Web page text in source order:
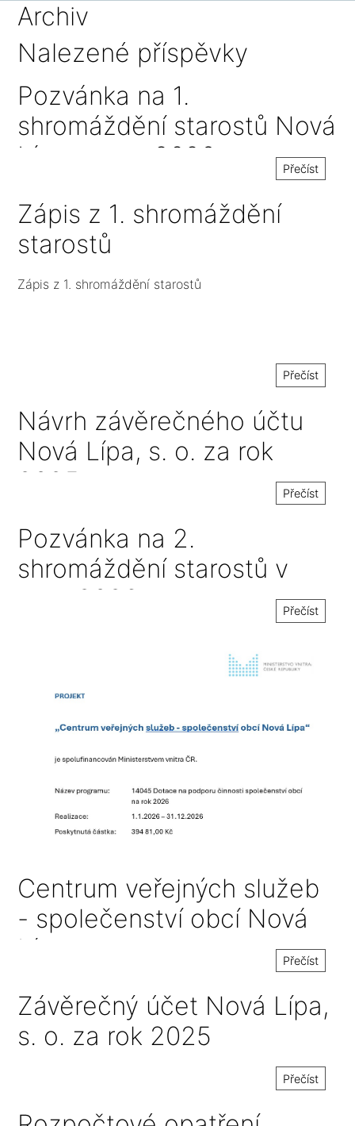
Archiv
Nalezené příspěvky
Pozvánka na 1.
shromáždění starostů Nová
Lípa v roce 2026
Přečíst
Zápis z 1. shromáždění
starostů
Zápis z 1. shromáždění starostů
Přečíst
Návrh závěrečného účtu
Nová Lípa, s. o. za rok
2025
Přečíst
Pozvánka na 2.
shromáždění starostů v
roce 2026
Přečíst
Centrum veřejných služeb
- společenství obcí Nová
Lípa
Přečíst
Závěrečný účet Nová Lípa,
s. o. za rok 2025
Přečíst